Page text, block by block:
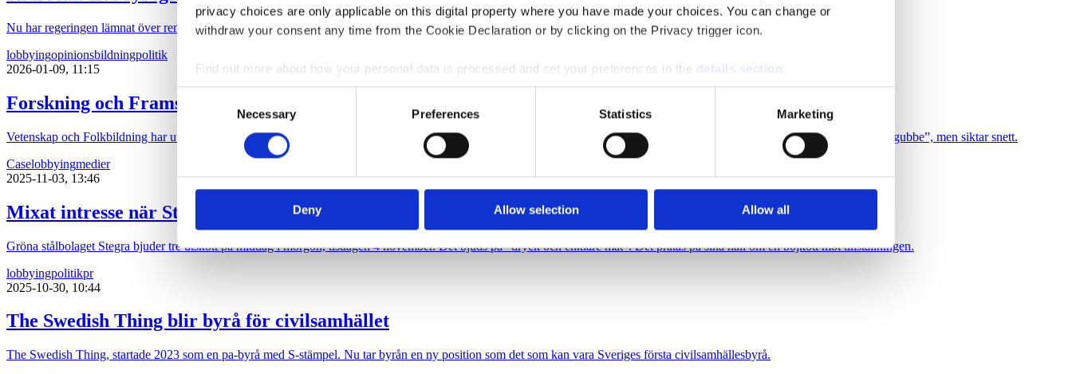
privacy choices are only applicable on this digital property where you have made your choices. You can change or
withdraw your consent any time from the Cookie Declaration or by clicking on the Privacy trigger icon.
Find out more about how your personal data is processed and set your preferences in the details section
We use cookies to personalise content and ads, to provide social media features and to analyse our traffic. We also share
information about your use of our site with our social media, advertising and analytics partners who may combine it with
other information that you’ve provided to them or that they’ve collected from your use of their services.
Selection
Necessary Preferences Statistics Marketing
Deny Allow selection Allow all
Nu har regeringen lämnat över remiss som ska ligga till grund för ett riksdagsbeslut om ett lobbyregister till lagrådet.
lobbyingopinionsbildningpolitik
2026-01-09, 11:15
Forskning och Framsteg och snuslobbyn kastar utmärkelser på varandra
Vetenskap och Folkbildning har utsett Snuskommissionen till Årets förvillare 2025. Snuskommissionens ordförande Stig-Björn Ljunggren kontrar med utmärkelsen ”Årets Halmgubbe”, men siktar snett.
Caselobbyingmedier
2025-11-03, 13:46
Mixat intresse när Stegra bjuder riksdagen på middag
Gröna stålbolaget Stegra bjuder tre utskott på middag i morgon, tisdagen 4 november. Det bjuds på ”dryck och enklare mat”. Det pratas på sina håll om en bojkott mot tillställningen.
lobbyingpolitikpr
2025-10-30, 10:44
The Swedish Thing blir byrå för civilsamhället
The Swedish Thing, startade 2023 som en pa-byrå med S-stämpel. Nu tar byrån en ny position som det som kan vara Sveriges första civilsamhällesbyrå.